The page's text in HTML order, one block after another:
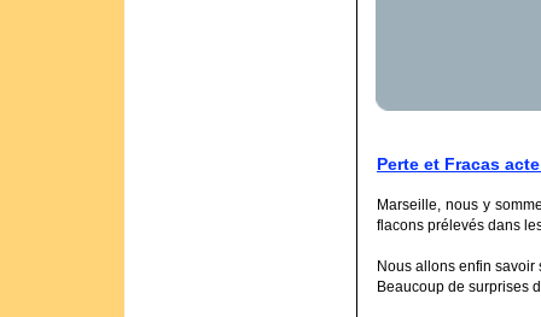
Perte et Fracas
Marseille, nous y
flacons prélevés dans
Nous allons enfin savoir
Beaucoup de surprises